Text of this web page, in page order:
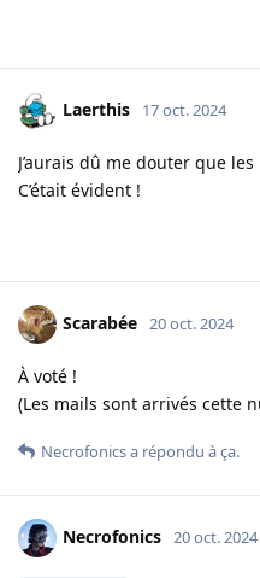
Laerthis 17 oct. 2024
J’aurais dû me douter que
C’était évident !
Scarabée 20 oct. 2024
À voté !
(Les mails sont arrivés cette
Necrofonicsa répondu à ça.
Necrofonics 20 oct. 2024